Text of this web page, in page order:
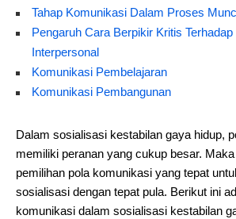
Tahap Komunikasi Dalam Proses
Pengaruh Cara Berpikir Kritis
Interpersonal
Komunikasi Pembelajaran
Komunikasi Pembangunan
Dalam sosialisasi kestabilan gaya hidup,
memiliki peranan yang cukup besar.
pemilihan pola komunikasi yang tepat
sosialisasi dengan tepat pula. Berikut ini
komunikasi dalam sosialisasi kestabilan